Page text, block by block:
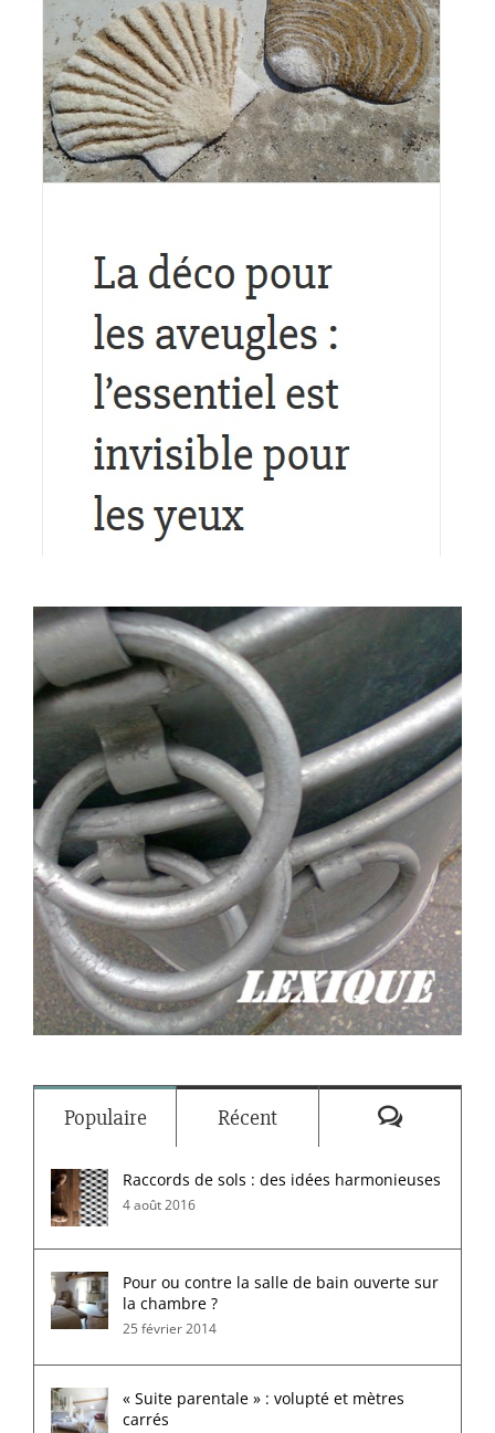
Populaire Récent
Raccords de sols : des idées harmonieuses
4 août 2016
Pour ou contre la salle de bain ouverte sur
la chambre ?
25 février 2014
« Suite parentale » : volupté et mètres
carrés